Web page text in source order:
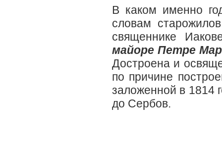
В каком именно
словам
священнике
майоре Петре
Достроена и
по причине
заложенной в 1814
до Сербов.